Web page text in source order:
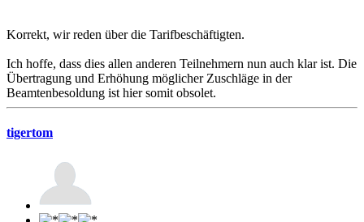
Korrekt, wir reden über die Tarifbeschäftigten.
Ich hoffe, dass dies allen anderen Teilnehmern nun auch klar ist. Die
Übertragung und Erhöhung möglicher Zuschläge in der
Beamtenbesoldung ist hier somit obsolet.
tigertom